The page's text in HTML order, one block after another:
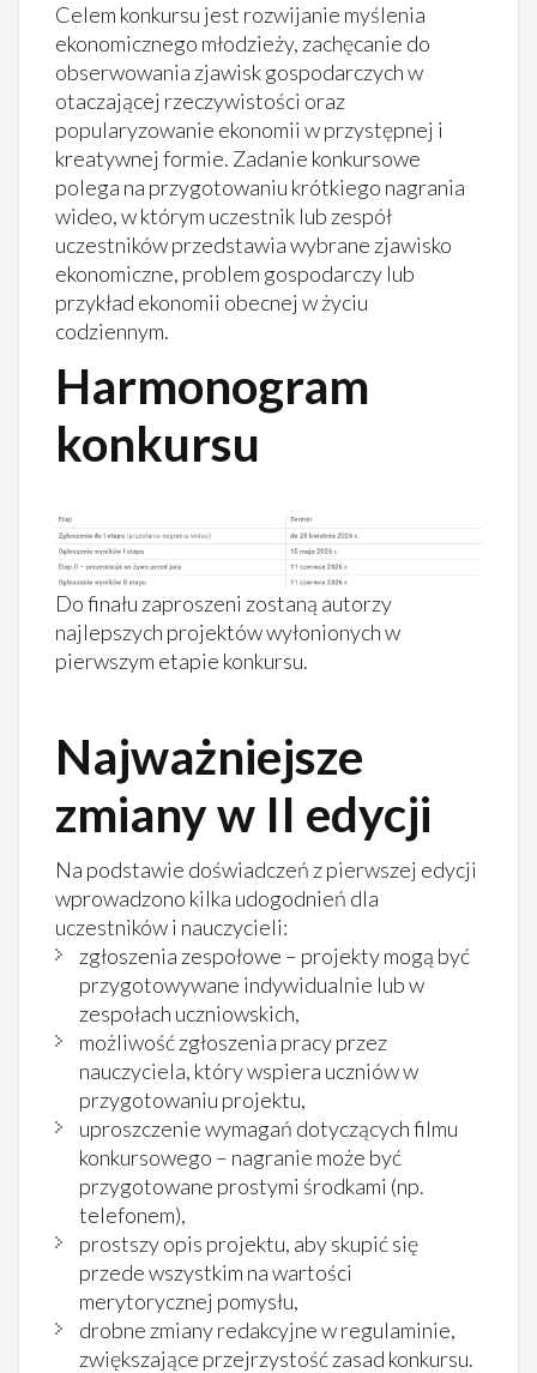
Celem konkursu jest rozwijanie myślenia
ekonomicznego młodzieży, zachęcanie do
obserwowania zjawisk gospodarczych w
otaczającej rzeczywistości oraz
popularyzowanie ekonomii w przystępnej i
kreatywnej formie. Zadanie konkursowe
polega na przygotowaniu krótkiego nagrania
wideo, w którym uczestnik lub zespół
uczestników przedstawia wybrane zjawisko
ekonomiczne, problem gospodarczy lub
przykład ekonomii obecnej w życiu
codziennym.
Harmonogram
konkursu
Do finału zaproszeni zostaną autorzy
najlepszych projektów wyłonionych w
pierwszym etapie konkursu.
Najważniejsze
zmiany w II edycji
Na podstawie doświadczeń z pierwszej edycji
wprowadzono kilka udogodnień dla
uczestników i nauczycieli:
zgłoszenia zespołowe – projekty mogą być
przygotowywane indywidualnie lub w
zespołach uczniowskich,
możliwość zgłoszenia pracy przez
nauczyciela, który wspiera uczniów w
przygotowaniu projektu,
uproszczenie wymagań dotyczących filmu
konkursowego – nagranie może być
przygotowane prostymi środkami (np.
telefonem),
prostszy opis projektu, aby skupić się
przede wszystkim na wartości
merytorycznej pomysłu,
drobne zmiany redakcyjne w regulaminie,
zwiększające przejrzystość zasad konkursu.